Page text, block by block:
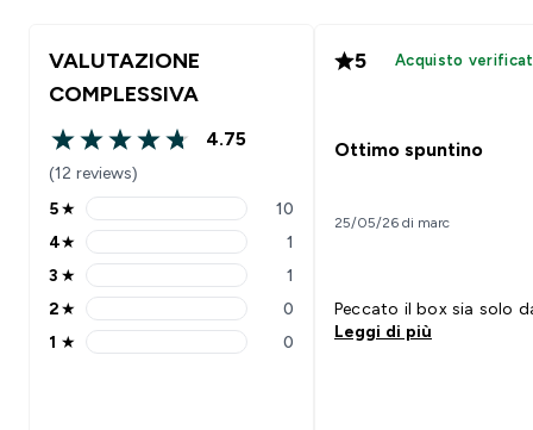
VALUTAZIONE
COMPLESSIVA
4.75 out of 5 stars
4.75
(12 reviews)
5 stars rating 10 reviews
5★ 10
4 stars rating 1 reviews
4★ 1
3 stars rating 1 reviews
3 ★ 1
2 stars rating 0 reviews
2★ 0
1 stars rating 0 reviews
1 ★ 0
5 Acquisto
Ottimo spuntino
25/05/26 di marc
Peccato il box sia solo
Leggi di più